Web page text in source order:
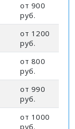
от 900
руб.
от 1200
руб.
от 800
руб.
от 990
руб.
от 1000
руб.